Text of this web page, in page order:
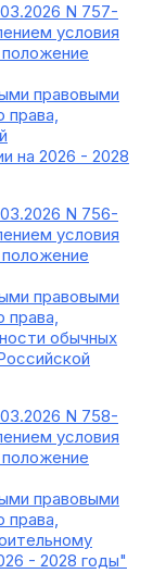
N 757-
условия
правовыми
права,
на 2026 - 2028
N 756-
условия
правовыми
права,
обычных
N 758-
условия
правовыми
права,
- 2028 годы"